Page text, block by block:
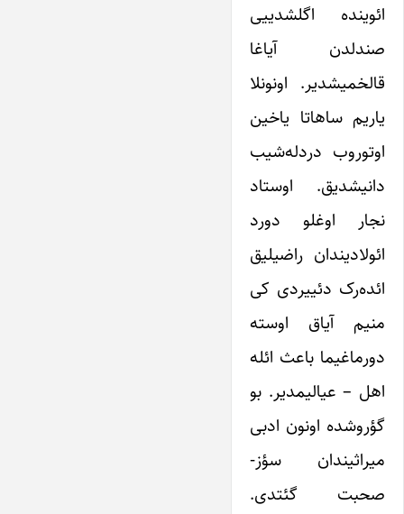
ائوینده اگلشدییی
صندلدن آیاغا
قالخمیشدیر. اونونلا
یاریم ساهاتا یاخین
اوتوروب درد‌له‌شیب
دانیشدیق. اوستاد
نجار اوغلو دورد
ائولادیندان راضیلیق
ائده‌رک دئییردی کی
منیم آیاق اوسته
دورماغیما باعث ائله
اهل – عیالیمدیر. بو
گؤروشده اونون ادبی
میراثیندان سؤز-
صحبت گئتدی.